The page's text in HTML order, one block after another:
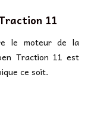
11
le moteur de la
Traction 11 est
ce soit.